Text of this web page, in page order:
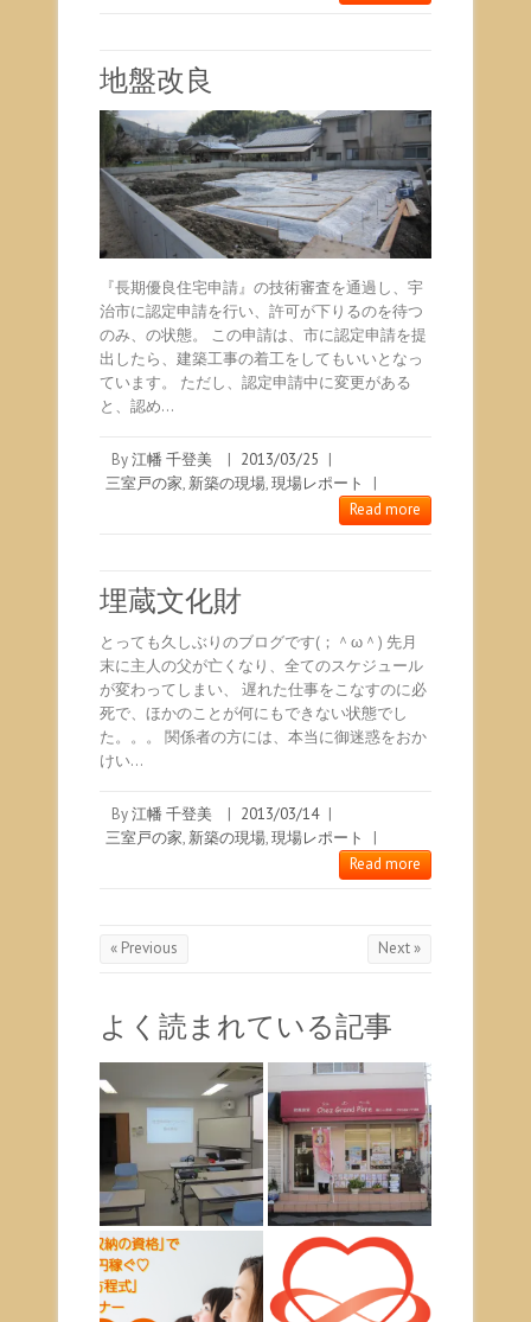
地盤改良
『長期優良住宅申請』の技術審査を通過し、宇
治市に認定申請を行い、許可が下りるのを待つ
のみ、の状態。 この申請は、市に認定申請を提
出したら、建築工事の着工をしてもいいとなっ
ています。 ただし、認定申請中に変更がある
と、認め…
By江幡 千登美 | 2013/03/25 |
三室戸の家, 新築の現場,現場レポート
|
Read more
埋蔵文化財
とっても久しぶりのブログです(；＾ω＾) 先月
末に主人の父が亡くなり、全てのスケジュール
が変わってしまい、 遅れた仕事をこなすのに必
死で、ほかのことが何にもできない状態でし
た。。。 関係者の方には、本当に御迷惑をおか
けい…
By江幡 千登美 | 2013/03/14 |
三室戸の家, 新築の現場,現場レポート
|
Read more
« Previous Next »
よく読まれている記事